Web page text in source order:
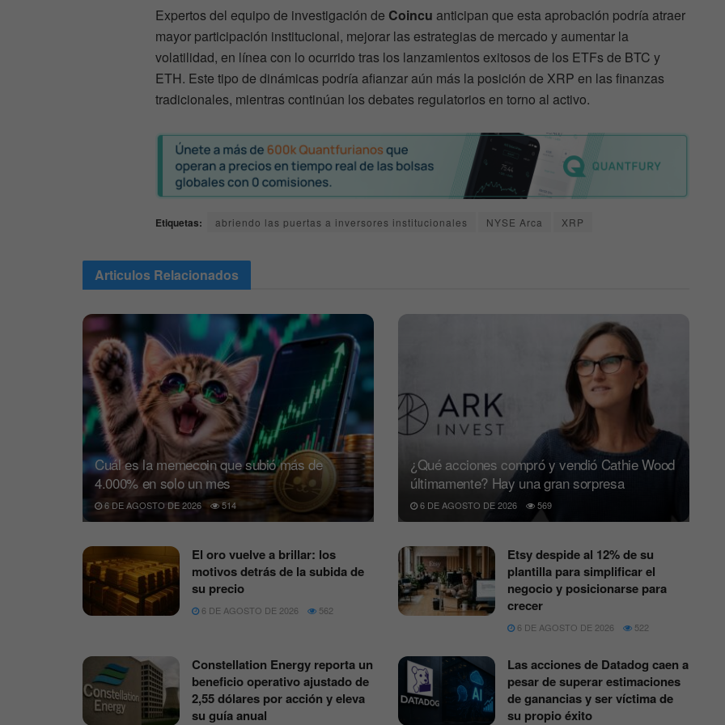
Expertos del equipo de investigación de Coincu anticipan que esta aprobación podría atraer
mayor participación institucional, mejorar las estrategias de mercado y aumentar la
volatilidad, en línea con lo ocurrido tras los lanzamientos exitosos de los ETFs de BTC y
ETH. Este tipo de dinámicas podría afianzar aún más la posición de XRP en las finanzas
tradicionales, mientras continúan los debates regulatorios en torno al activo.
Etiquetas: abriendo las puertas a inversores institucionales NYSE Arca XRP
Articulos Relacionados
Cuál es la memecoin que subió más de
4.000% en solo un mes
6 DE AGOSTO DE 2026 514
¿Qué acciones compró y vendió Cathie Wood
últimamente? Hay una gran sorpresa
6 DE AGOSTO DE 2026 569
El oro vuelve a brillar: los
motivos detrás de la subida de
su precio
6 DE AGOSTO DE 2026 562
Etsy despide al 12% de su
plantilla para simplificar el
negocio y posicionarse para
crecer
6 DE AGOSTO DE 2026 522
Constellation Energy reporta un
beneficio operativo ajustado de
2,55 dólares por acción y eleva
su guía anual
Las acciones de Datadog caen a
pesar de superar estimaciones
de ganancias y ser víctima de
su propio éxito